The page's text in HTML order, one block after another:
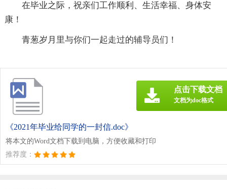
在毕业之际，祝亲们工作顺利、生活幸福、身体安
康！
青葱岁月里与你们一起走过的辅导员们！
《2021年毕业给同学的一封信.doc》
将本文的Word文档下载到电脑，方便收藏和打印
推荐度：
点击下载文档
文档为doc格式